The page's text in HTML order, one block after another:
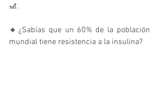
🎢.
🔸¿Sabías que un 60% de la población
mundial tiene resistencia a la insulina?